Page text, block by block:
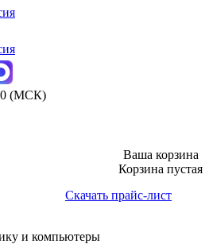
(МСК)
Ваша корзина
Корзина пустая
Скачать прайс-лист
и компьютеры